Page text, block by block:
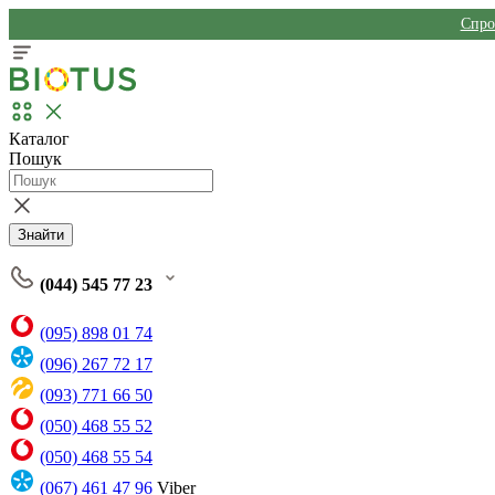
Каталог
Пошук
Знайти
(044) 545 77 23
(095) 898 01 74
(096) 267 72 17
(093) 771 66 50
(050) 468 55 52
(050) 468 55 54
(067) 461 47 96 Viber